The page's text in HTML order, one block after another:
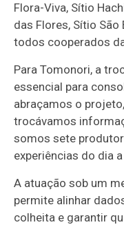
Flora-Viva, Sítio
das Flores, Sítio São
todos cooperados
Para Tomonori, a
essencial para
abraçamos o
trocávamos
somos sete
experiências do dia
A atuação sob um
permite alinhar
colheita e garantir